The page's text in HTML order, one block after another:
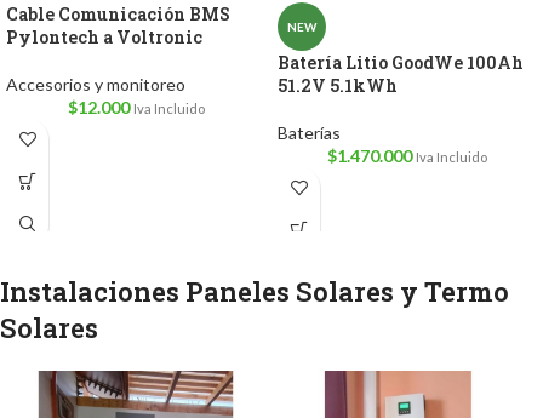
Cable Comunicación BMS
Pylontech a Voltronic
Accesorios y monitoreo
$12.000 Iva Incluido
NEW
Batería Litio GoodWe 100Ah
51.2V 5.1kWh
Baterías
$1.470.000 Iva Incluido
Instalaciones Paneles Solares y Termo
Solares